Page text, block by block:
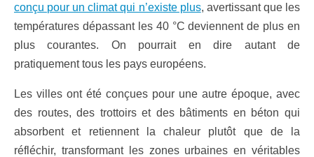
conçu pour un climat qui n’existe plus, avertissant que les
températures dépassant les 40 °C deviennent de plus en
plus courantes. On pourrait en dire autant de
pratiquement tous les pays européens.
Les villes ont été conçues pour une autre époque, avec
des routes, des trottoirs et des bâtiments en béton qui
absorbent et retiennent la chaleur plutôt que de la
réfléchir, transformant les zones urbaines en véritables